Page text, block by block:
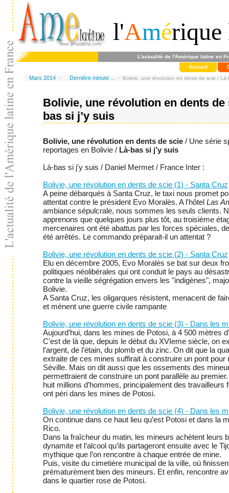
l'Amérique
L'actualité de l'Amérique latine en
Accueil
Mars 2014 Dernière minute ... Bolivie, une révolution en dents de scie / Là-
Bolivie, une révolution en dents de
bas si j’y suis
Bolivie, une révolution en dents de scie/ Une série
reportages en Bolivie / Là-bas si j’y suis
Là-bas si j'y suis / Daniel Mermet / France Inter :
Bolivie, une révolution en dents de scie (1) - Santa Cruz
A peine débarqués à Santa Cruz, le taxi nous promet
attentat contre le président Evo Moralès. A l'hôtel Las
ambiance sépulcrale, nous sommes les seuls clients.
apprenons que quelques jours plus tôt, au troisième
mercenaires ont été abattus par les forces spéciales,
été arrêtés. Le commando préparait-il un attentat ?
Bolivie, une révolution en dents de scie (2) - Santa Cruz
Elu en décembre 2005, Evo Moralès se bat sur deux
politiques néolibérales qui ont conduit le pays au
contre la vieille ségrégation envers les "indigènes",
Bolivie.
A Santa Cruz, les oligarques résistent, menacent de
et mènent une guerre civile rampante
Bolivie, une révolution en dents de scie (3) - Dans les
Aujourd’hui, dans les mines de Potosi, à 4 500 mètres
C’est de là que, depuis le début du XVIeme siècle, on
l’argent, de l’étain, du plomb et du zinc. On dit que la
extraite de ces mines suffirait à construire un pont pour
Séville. Mais on dit aussi que les ossements des
permettraient de construire un pont parallèle au
huit millions d’hommes, principalement des travailleurs
ont péri dans les mines de Potosi.
Bolivie, une révolution en dents de scie (4) - Dans les
On continue dans ce haut lieu qu’est Potosi et dans la
Rico.
Dans la fraîcheur du matin, les mineurs achètent leurs
dynamite et l’alcool qu’ils partageront ensuite avec le
mythique que l’on rencontre à chaque entrée de mine.
Puis, visite du cimetière municipal de la ville, où
prématurément bien des mineurs. Et enfin, rencontre
dans le quartier rose de Potosi.